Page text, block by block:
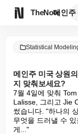
TheNote
Statistical
메인주 미국 상원
지 맞춰보세요?
7월 4일에 맞춰
Lalisse, 그리고 Jie
썼습니다. "하나의
무엇을 드러낼 수
게..."